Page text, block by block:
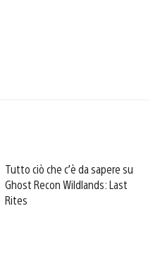
Tutto ciò che c’è da sapere su
Ghost Recon Wildlands: Last
Rites